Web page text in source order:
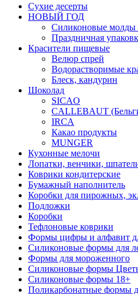
Сухие десерты
НОВЫЙ ГОД
Силиконовые
Праздничная
Красители пищевые
Велюр спрей
Водорастворимые
Блеск, кандурин
Шоколад
SICAO
CALLEBAUT
IRCA
Какао продукты
MUNGER
Кухонные мелочи
Лопатки, венчики,
Коврики кондитерские
Бумажный наполнитель
Коробки для пирожных,
Подложки
Коробки
Тефлоновые коврики
Формы цифры и алфавит
Силиконовые формы для
Формы для мороженного
Силиконовые формы
Силиконовые формы 18+
Поликарбонатные формы